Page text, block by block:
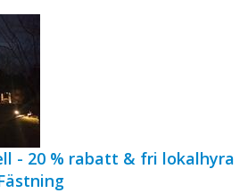
- 20 % rabatt & fri lokalhyra